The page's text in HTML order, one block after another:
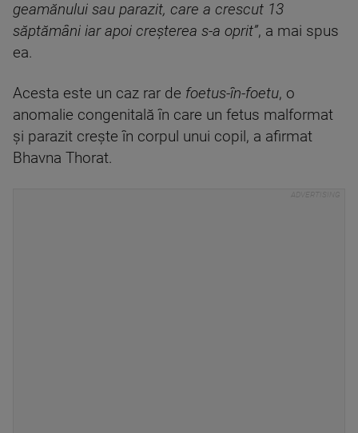
geamănului sau parazit, care a crescut 13
săptămâni iar apoi creşterea s-a oprit”, a mai spus
ea.
Acesta este un caz rar de foetus-în-foetu, o
anomalie congenitală în care un fetus malformat
şi parazit creşte în corpul unui copil, a afirmat
Bhavna Thorat.